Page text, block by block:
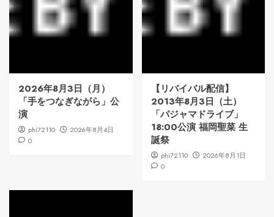
2026年8月3日（月）
「手をつなぎながら」公
演
phi72110
2026年8月4日
0
【リバイバル配信】
2013年8月3日（土）
「パジャマドライブ」
18:00公演 福岡聖菜 生
誕祭
phi72110
2026年8月1日
0